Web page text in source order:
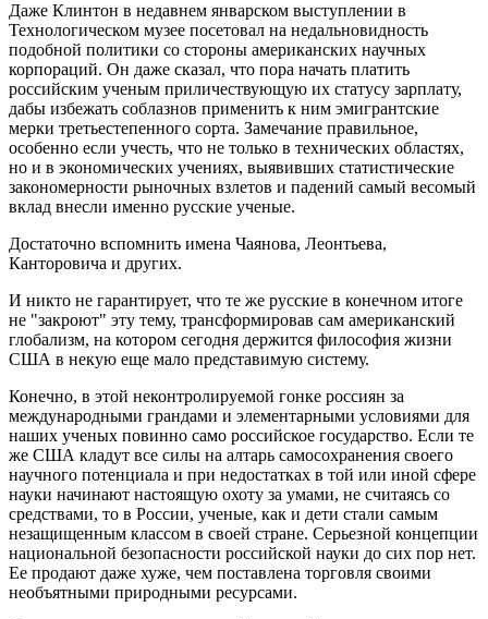
Даже Клинтон в недавнем январском выступлении в
Технологическом музее посетовал на недальновидность
подобной политики со стороны американских научных
корпораций. Он даже сказал, что пора начать платить
российским ученым приличествующую их статусу зарплату,
дабы избежать соблазнов применить к ним эмигрантские
мерки третьестепенного сорта. Замечание правильное,
особенно если учесть, что не только в технических областях,
но и в экономических учениях, выявивших статистические
закономерности рыночных взлетов и падений самый весомый
вклад внесли именно русские ученые.
Достаточно вспомнить имена Чаянова, Леонтьева,
Канторовича и других.
И никто не гарантирует, что те же русские в конечном итоге
не "закроют" эту тему, трансформировав сам американский
глобализм, на котором сегодня держится философия жизни
США в некую еще мало представимую систему.
Конечно, в этой неконтролируемой гонке россиян за
международными грандами и элементарными условиями для
наших ученых повинно само российское государство. Если те
же США кладут все силы на алтарь самосохранения своего
научного потенциала и при недостатках в той или иной сфере
науки начинают настоящую охоту за умами, не считаясь со
средствами, то в России, ученые, как и дети стали самым
незащищенным классом в своей стране. Серьезной концепции
национальной безопасности российской науки до сих пор нет.
Ее продают даже хуже, чем поставлена торговля своими
необъятными природными ресурсами.